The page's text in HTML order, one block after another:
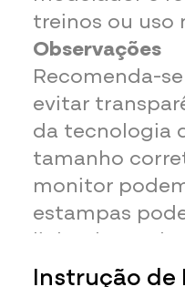
treinos ou uso
Observações
Recomenda-
evitar
da tecnologia
tamanho
monitor
estampas
linha de
Instrução de